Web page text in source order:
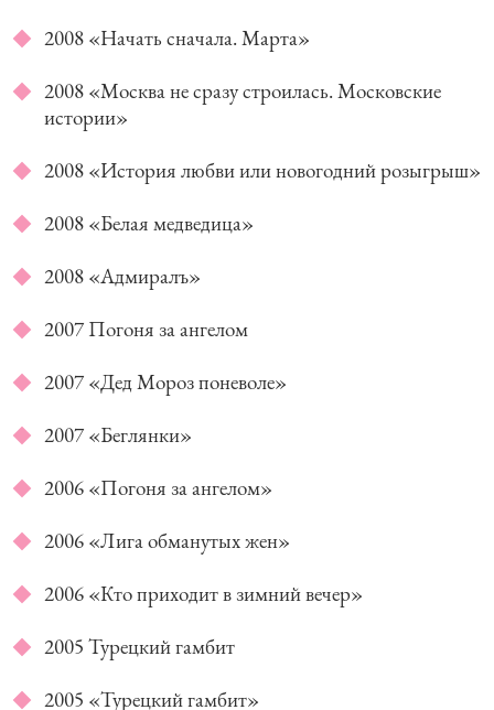
2008 «Начать сначала. Марта»
2008 «Москва не сразу строилась. Московские
истории»
2008 «История любви или новогодний розыгрыш»
2008 «Белая медведица»
2008 «Адмиралъ»
2007 Погоня за ангелом
2007 «Дед Мороз поневоле»
2007 «Беглянки»
2006 «Погоня за ангелом»
2006 «Лига обманутых жен»
2006 «Кто приходит в зимний вечер»
2005 Турецкий гамбит
2005 «Турецкий гамбит»